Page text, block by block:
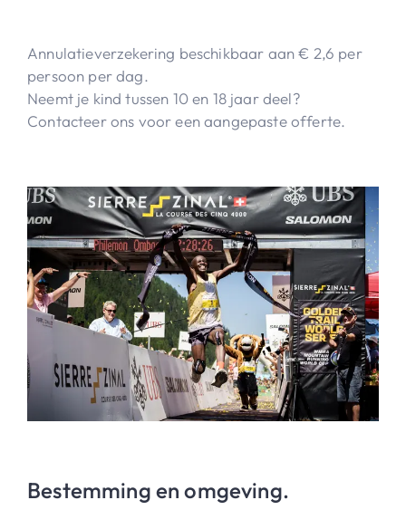
Annulatieverzekering beschikbaar aan € 2,6 per
persoon per dag.
Neemt je kind tussen 10 en 18 jaar deel?
Contacteer ons voor een aangepaste offerte.
Bestemming en omgeving.